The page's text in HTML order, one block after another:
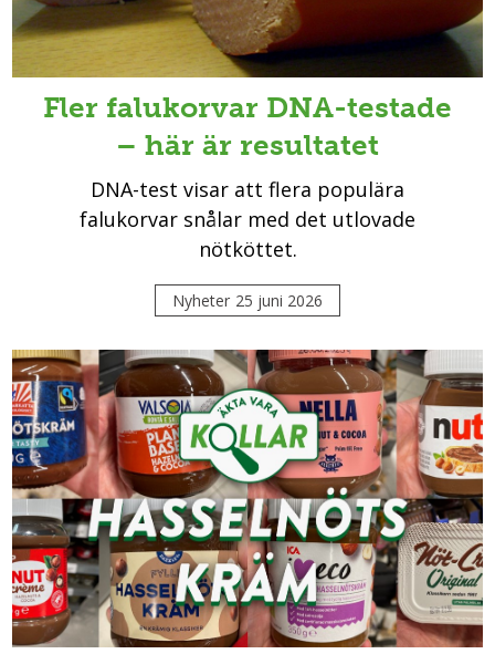
Fler falukorvar DNA-testade
– här är resultatet
DNA-test visar att flera populära
falukorvar snålar med det utlovade
nötköttet.
Nyheter 25 juni 2026